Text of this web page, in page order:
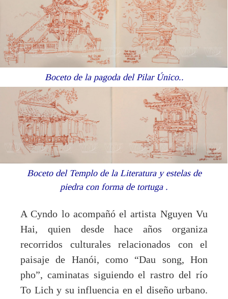
Boceto de la pagoda del Pilar Único..
Boceto del Templo de la Literatura y estelas de
piedra con forma de tortuga .
A Cyndo lo acompañó el artista Nguyen Vu
Hai, quien desde hace años organiza
recorridos culturales relacionados con el
paisaje de Hanói, como “Dau song, Hon
pho”, caminatas siguiendo el rastro del río
To Lich y su influencia en el diseño urbano.